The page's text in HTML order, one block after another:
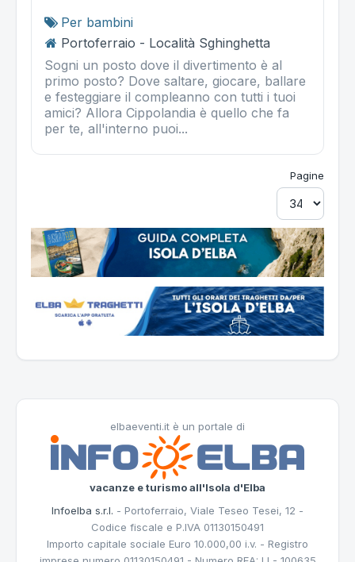
Per bambini
Portoferraio - Località Sghinghetta
Sogni un posto dove il divertimento è al
primo posto? Dove saltare, giocare, ballare
e festeggiare il compleanno con tutti i tuoi
amici? Allora Cippolandia è quello che fa
per te, all'interno puoi...
Pagine
elbaeventi.it è un portale di
vacanze e turismo all'Isola d'Elba
Infoelba s.r.l. - Portoferraio, Viale Teseo Tesei, 12 -
Codice fiscale e P.IVA 01130150491
Importo capitale sociale Euro 10.000,00 i.v. - Registro